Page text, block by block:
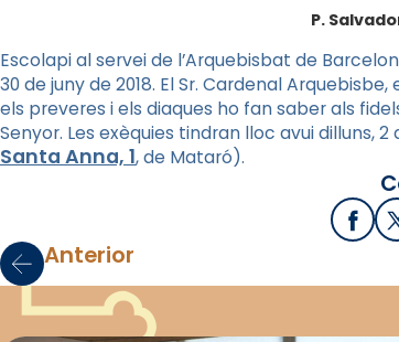
P.
Escolapi al servei de l’Arquebisbat de
30 de juny de 2018. El Sr. Cardenal
els preveres i els diaques ho fan saber als
Senyor. Les exèquies tindran lloc avui dilluns, 2
Santa Anna, 1, de Mataró).
Anterior